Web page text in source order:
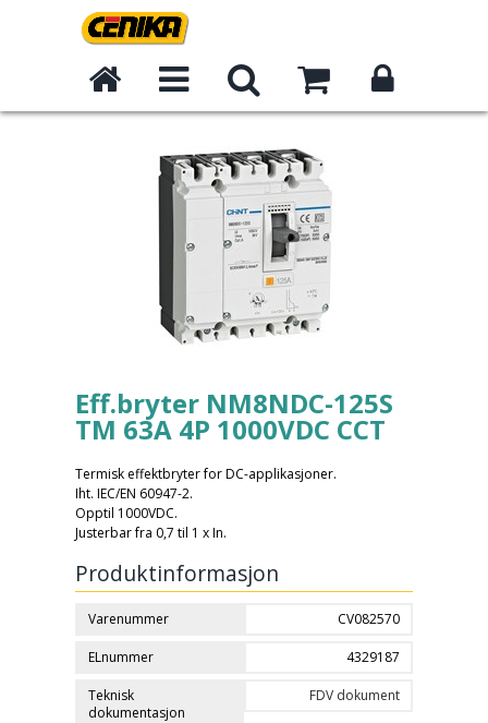
Eff.bryter NM8NDC-125S
TM 63A 4P 1000VDC CCT
Termisk effektbryter for DC-applikasjoner.
Iht. IEC/EN 60947-2.
Opptil 1000VDC.
Justerbar fra 0,7 til 1 x In.
Produktinformasjon
Varenummer CV082570
ELnummer 4329187
Teknisk
dokumentasjon
FDV dokument